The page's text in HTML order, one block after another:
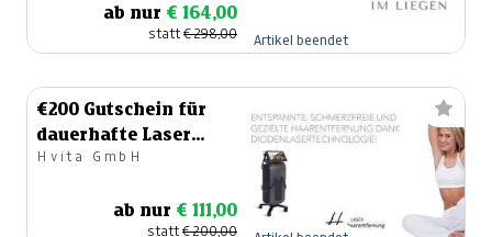
ab nur € 164,00
statt€ 298,00 Artikel beendet
€200 Gutschein für
dauerhafte Laser
Haarentfernung in
Hvita GmbH
ab nur € 111,00
statt€ 200,00